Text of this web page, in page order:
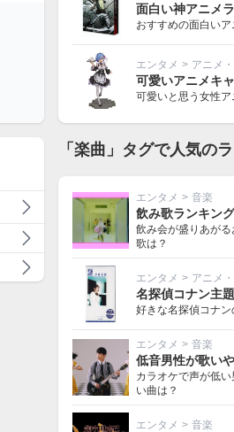
面白い神アニメ
おすすめの面白いア
エンタメ > アニメ
可愛いアニメキ
可愛いと思う女性ア
「楽曲」タグで人気の
エンタメ > 音楽
飲み歌ランキング
飲み会が盛りあが
歌は？
エンタメ > アニメ
名探偵コナン主
好きな名探偵コナン
エンタメ > 音楽
カラオケで声が低
い曲は？
エンタメ > 音楽